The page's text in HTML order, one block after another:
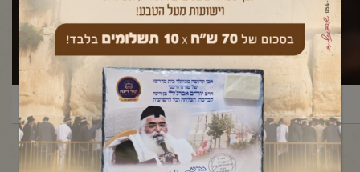
ראשי/שאלות ותשובות/ראש השנה
תפריט קטגוריות